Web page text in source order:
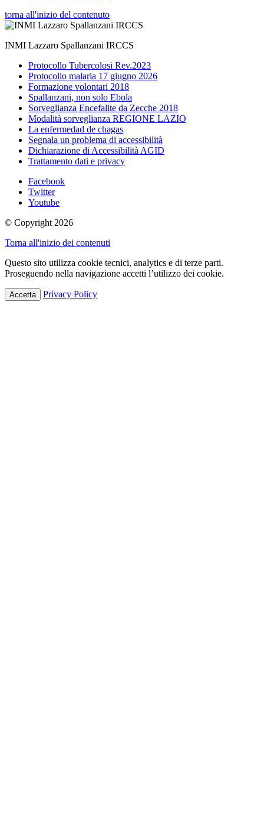
torna all'inizio del contenuto
INMI Lazzaro Spallanzani IRCCS
Protocollo Tubercolosi Rev.2023
Protocollo malaria 17 giugno 2026
Formazione volontari 2018
Spallanzani, non solo Ebola
Sorveglianza Encefalite da Zecche 2018
Modalità sorveglianza REGIONE LAZIO
La enfermedad de chagas
Segnala un problema di accessibilità
Dichiarazione di Accessibilità AGID
Trattamento dati e privacy
Facebook
Twitter
Youtube
© Copyright 2026
Torna all'inizio dei contenuti
Questo sito utilizza cookie tecnici, analytics e di terze parti.
Proseguendo nella navigazione accetti l’utilizzo dei cookie.
Accetta Privacy Policy